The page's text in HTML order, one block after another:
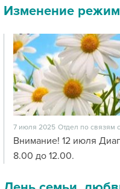
Изменение
7 июля 2025 Отдел по связям
Внимание! 12 июля
8.00 до 12.00.